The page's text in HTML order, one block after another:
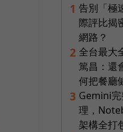
1 告別「極
際評比揭
網路？
2 全台最大
篤昌：還
何把餐廳
3 Gemini
理，
架構全打